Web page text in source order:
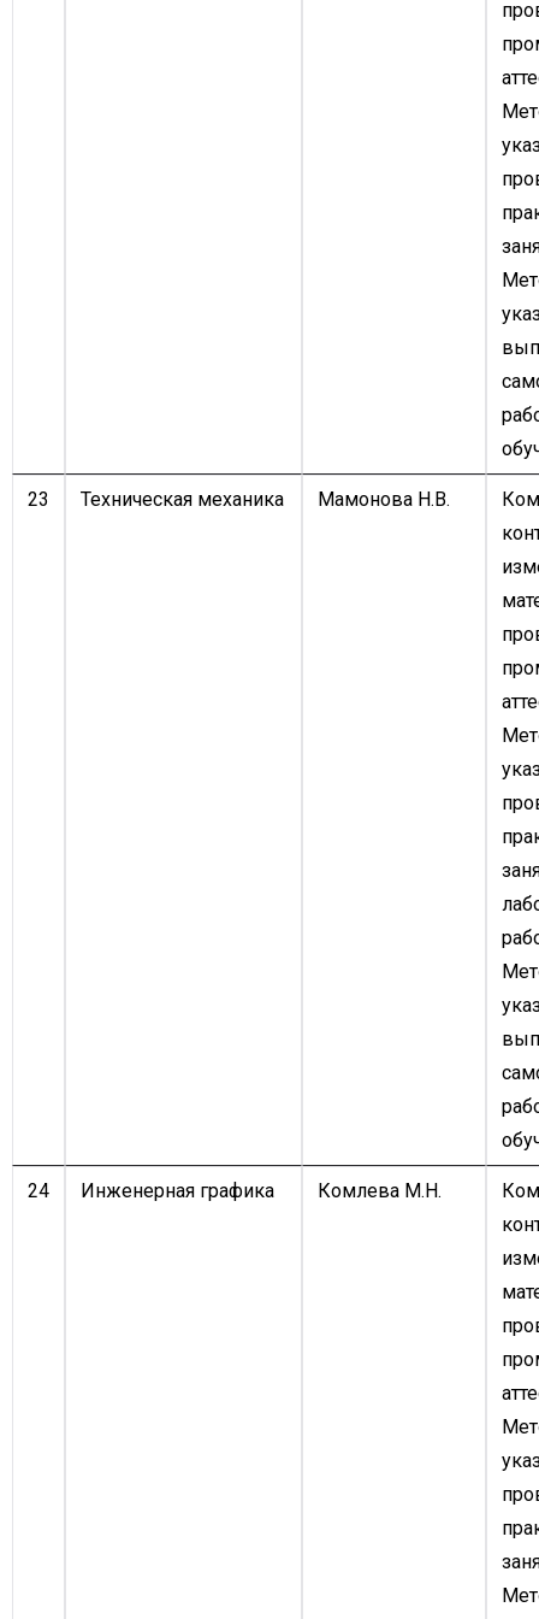
23 Техническая механика Мамонова Н.В.
24 Инженерная графика Комлева М.Н.